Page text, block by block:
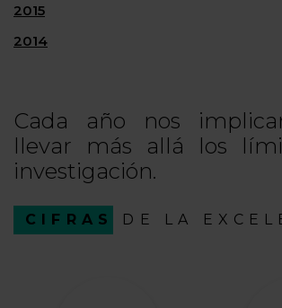
2015
2014
Cada año nos
llevar más allá los
investigación.
CIFRAS DE LA